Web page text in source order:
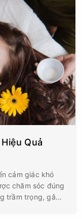
Quả
cảm giác khó
chăm sóc đúng
trầm trọng, gây